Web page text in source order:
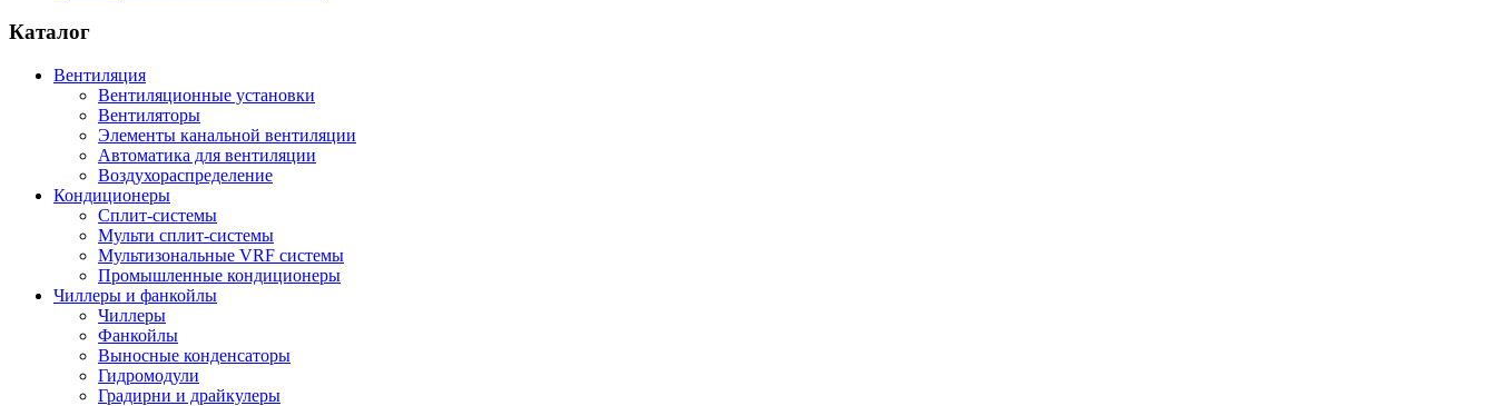
Каталог
Вентиляция
Вентиляционные установки
Вентиляторы
Элементы канальной вентиляции
Автоматика для вентиляции
Воздухораспределение
Кондиционеры
Сплит-системы
Мульти сплит-системы
Мультизональные VRF системы
Промышленные кондиционеры
Чиллеры и фанкойлы
Чиллеры
Фанкойлы
Выносные конденсаторы
Гидромодули
Градирни и драйкулеры